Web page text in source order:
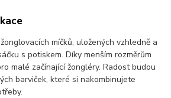
míčků, uložených vzhledně a
s potiskem. Díky menším rozměrům
malé začínající žongléry. Radost budou
barviček, které si nakombinujete